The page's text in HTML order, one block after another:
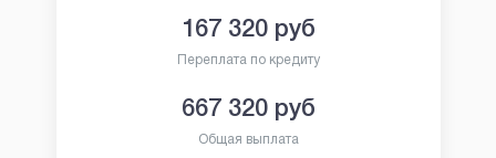
167 320руб
Переплата по кредиту
667 320руб
Общая выплата